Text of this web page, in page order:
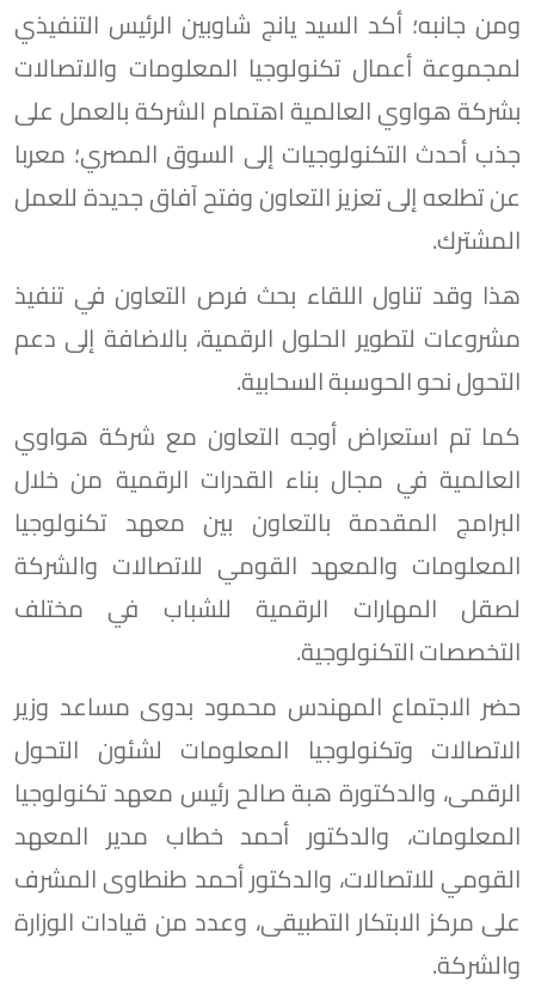
ومن جانبه؛ أكد السيد يانج شاوبين الرئيس التنفيذي
لمجموعة أعمال تكنولوجيا المعلومات والاتصالات
بشركة هواوي العالمية اهتمام الشركة بالعمل على
جذب أحدث التكنولوجيات إلى السوق المصري؛ معربا
عن تطلعه إلى تعزيز التعاون وفتح آفاق جديدة للعمل
المشترك.
هذا وقد تناول اللقاء بحث فرص التعاون في تنفيذ
مشروعات لتطوير الحلول الرقمية، بالاضافة إلى دعم
التحول نحو الحوسبة السحابية.
كما تم استعراض أوجه التعاون مع شركة هواوي
العالمية في مجال بناء القدرات الرقمية من خلال
البرامج المقدمة بالتعاون بين معهد تكنولوجيا
المعلومات والمعهد القومي للاتصالات والشركة
لصقل المهارات الرقمية للشباب في مختلف
التخصصات التكنولوجية.
حضر الاجتماع المهندس محمود بدوى مساعد وزير
الاتصالات وتكنولوجيا المعلومات لشئون التحول
الرقمى، والدكتورة هبة صالح رئيس معهد تكنولوجيا
المعلومات، والدكتور أحمد خطاب مدير المعهد
القومي للاتصالات، والدكتور أحمد طنطاوى المشرف
على مركز الابتكار التطبيقى، وعدد من قيادات الوزارة
والشركة.